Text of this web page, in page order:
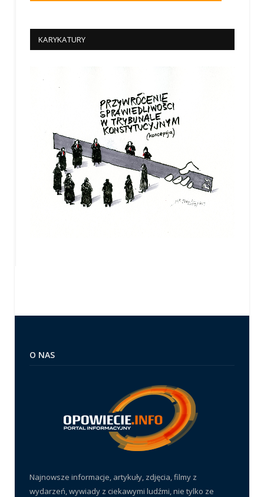
KARYKATURY
O NAS
Najnowsze informacje, artykuły, zdjęcia, filmy z
wydarzeń, wywiady z ciekawymi ludźmi, nie tylko ze